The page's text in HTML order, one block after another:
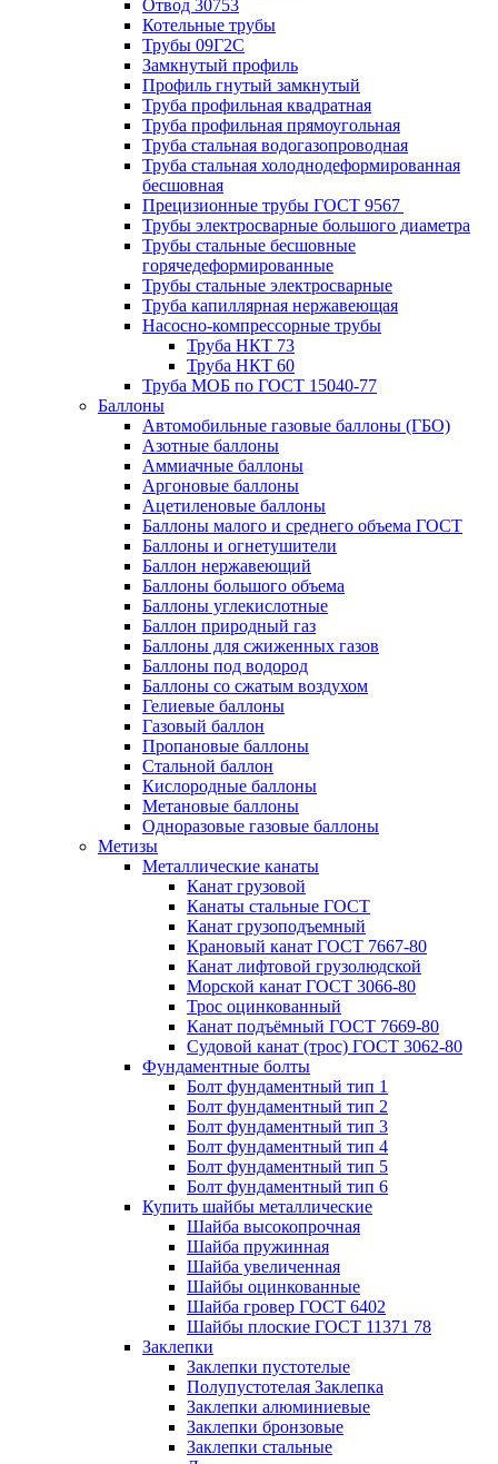
Отвод 30753
Котельные трубы
Трубы 09Г2С
Замкнутый профиль
Профиль гнутый замкнутый
Труба профильная квадратная
Труба профильная прямоугольная
Труба стальная водогазопроводная
Труба стальная холоднодеформированная
бесшовная
Прецизионные трубы ГОСТ 9567
Трубы электросварные большого диаметра
Трубы стальные бесшовные
горячедеформированные
Трубы стальные электросварные
Труба капиллярная нержавеющая
Насосно-компрессорные трубы
Труба НКТ 73
Труба НКТ 60
Труба МОБ по ГОСТ 15040-77
Баллоны
Автомобильные газовые баллоны (ГБО)
Азотные баллоны
Аммиачные баллоны
Аргоновые баллоны
Ацетиленовые баллоны
Баллоны малого и среднего объема ГОСТ
Баллоны и огнетушители
Баллон нержавеющий
Баллоны большого объема
Баллоны углекислотные
Баллон природный газ
Баллоны для сжиженных газов
Баллоны под водород
Баллоны со сжатым воздухом
Гелиевые баллоны
Газовый баллон
Пропановые баллоны
Стальной баллон
Кислородные баллоны
Метановые баллоны
Одноразовые газовые баллоны
Метизы
Металлические канаты
Канат грузовой
Канаты стальные ГОСТ
Канат грузоподъемный
Крановый канат ГОСТ 7667-80
Канат лифтовой грузолюдской
Морской канат ГОСТ 3066-80
Трос оцинкованный
Канат подъёмный ГОСТ 7669-80
Судовой канат (трос) ГОСТ 3062-80
Фундаментные болты
Болт фундаментный тип 1
Болт фундаментный тип 2
Болт фундаментный тип 3
Болт фундаментный тип 4
Болт фундаментный тип 5
Болт фундаментный тип 6
Купить шайбы металлические
Шайба высокопрочная
Шайба пружинная
Шайба увеличенная
Шайбы оцинкованные
Шайба гровер ГОСТ 6402
Шайбы плоские ГОСТ 11371 78
Заклепки
Заклепки пустотелые
Полупустотелая Заклепка
Заклепки алюминиевые
Заклепки бронзовые
Заклепки стальные